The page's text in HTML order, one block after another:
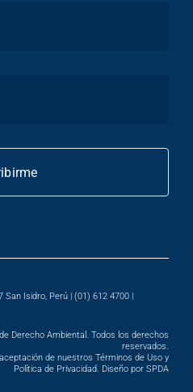
San Isidro, Perú | (01) 612 4700 |
Derecho Ambiental
. Todos los derechos
reservados.
de nuestros Términos de Uso y
Política de Privacidad. Diseño por SPDA